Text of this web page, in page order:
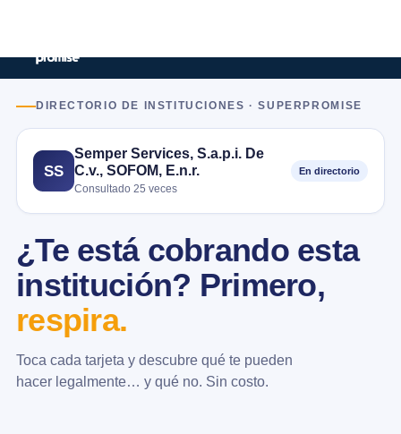
DIRECTORIO DE INSTITUCIONES · SUPERPROMISE
SS
Semper Services, S.a.p.i. De
C.v., SOFOM, E.n.r.
Consultado 25 veces
En directorio
¿Te está cobrando esta
institución? Primero,
respira.
Toca cada tarjeta y descubre qué te pueden
hacer legalmente… y qué no. Sin costo.